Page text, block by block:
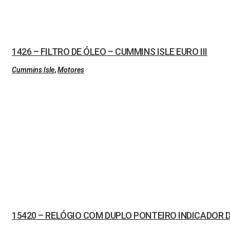
1426 – FILTRO DE ÓLEO – CUMMINS ISLE EURO III
Cummins Isle,Motores
15420 – RELÓGIO COM DUPLO PONTEIRO INDICADOR